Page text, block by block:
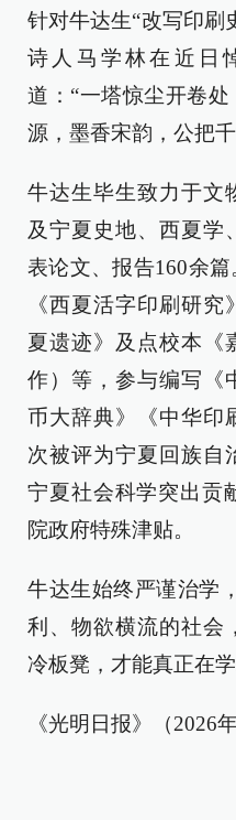
针对牛达生“改写印刷
诗人马学林在近日
道：“一塔惊尘开卷
源，墨香宋韵，公把
牛达生毕生致力于文
及宁夏史地、西夏学
表论文、报告160余篇
《西夏活字印刷研
夏遗迹》及点校本《
作）等，参与编写《
币大辞典》《中华印
次被评为宁夏回族自
宁夏社会科学突出贡
院政府特殊津贴。
牛达生始终严谨治学
利、物欲横流的社会
冷板凳，才能真正在学
《光明日报》（2026